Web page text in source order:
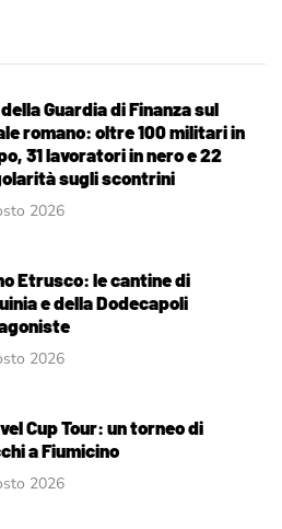
Guardia di Finanza sul
romano: oltre 100 militari in
31 lavoratori in nero e 22
sugli scontrini
2026
Etrusco: le cantine di
e della Dodecapoli
2026
Cup Tour: un torneo di
a Fiumicino
2026